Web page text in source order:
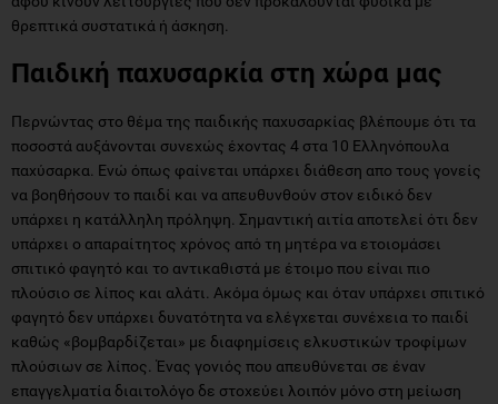
θρεπτικά συστατικά ή άσκηση.
Παιδική παχυσαρκία στη χώρα μας
Περνώντας στο θέμα της παιδικής παχυσαρκίας βλέπουμε ότι τα
ποσοστά αυξάνονται συνεχώς έχοντας 4 στα 10 Ελληνόπουλα
παχύσαρκα. Ενώ όπως φαίνεται υπάρχει διάθεση απο τους γονείς
να βοηθήσουν το παιδί και να απευθυνθούν στον ειδικό δεν
υπάρχει η κατάλληλη πρόληψη. Σημαντική αιτία αποτελεί ότι δεν
υπάρχει ο απαραίτητος χρόνος από τη μητέρα να ετοιομάσει
σπιτικό φαγητό και το αντικαθιστά με έτοιμο που είναι πιο
πλούσιο σε λίπος και αλάτι. Ακόμα όμως και όταν υπάρχει σπιτικό
φαγητό δεν υπάρχει δυνατότητα να ελέγχεται συνέχεια το παιδί
καθώς «βομβαρδίζεται» με διαφημίσεις ελκυστικών τροφίμων
πλούσιων σε λίπος. Ένας γονιός που απευθύνεται σε έναν
επαγγελματία διαιτολόγο δε στοχεύει λοιπόν μόνο στη μείωση